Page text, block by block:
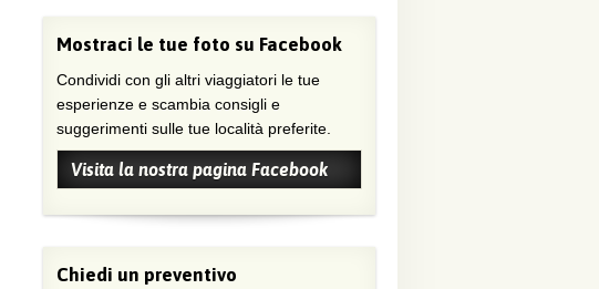
Mostraci le tue foto su Facebook
Condividi con gli altri viaggiatori le tue
esperienze e scambia consigli e
suggerimenti sulle tue località preferite.
Visita la nostra pagina Facebook
Chiedi un preventivo